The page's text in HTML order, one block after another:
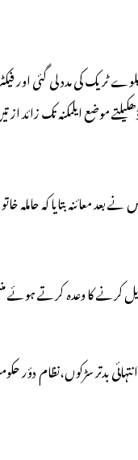
ٹریک کی مدد لی گئی
ایلمکنہ تک زائد از
معائنہ بتایا کہ حاملہ
کرنے کا وعدہ کرتے
بدتر سڑکوں،نظام